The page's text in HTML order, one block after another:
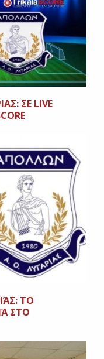
ΣΕ LIVE
ΤΟ
ΣΤΟ